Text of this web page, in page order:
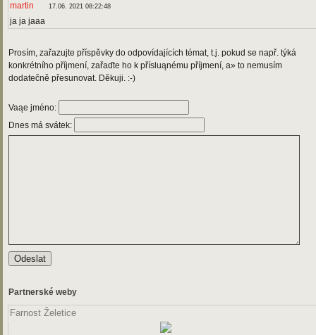
martin 17.06. 2021 08:22:48
ja ja jaaa
Prosím, zařazujte příspěvky do odpovídajících témat, t.j. pokud se např. týká
konkrétního příjmení, zařaďte ho k přísluąnému příjmení, a» to nemusím
dodatečně přesunovat. Děkuji. :-)
Vaąe jméno:
Dnes má svátek:
Partnerské weby
Farnost Želetice